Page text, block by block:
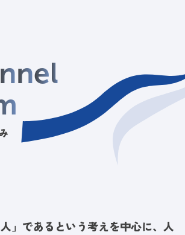
nnel
」であるという考えを中心に、人